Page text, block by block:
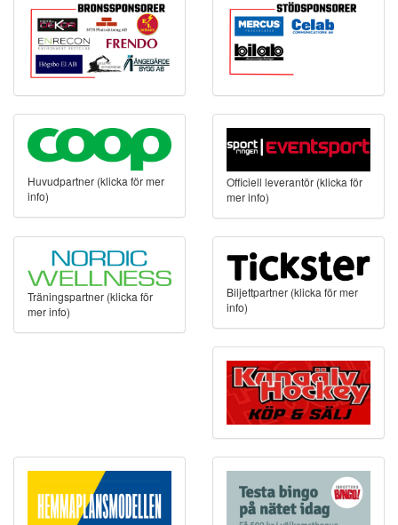
Huvudpartner (klicka för mer
info)
Officiell leverantör (klicka för
mer info)
Träningspartner (klicka för
mer info)
Biljettpartner (klicka för mer
info)